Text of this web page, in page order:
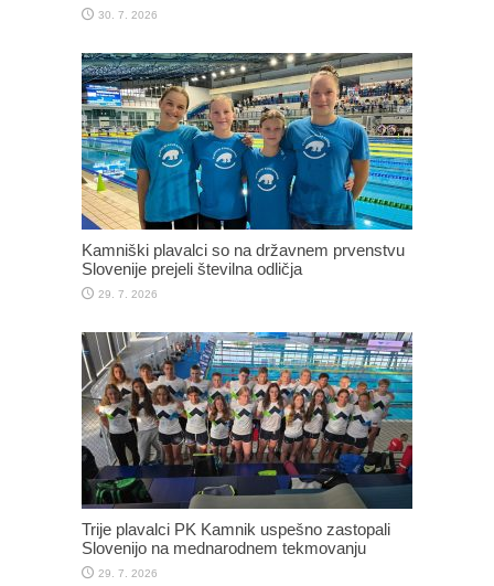
30. 7. 2026
Kamniški plavalci so na državnem prvenstvu
Slovenije prejeli številna odličja
29. 7. 2026
Trije plavalci PK Kamnik uspešno zastopali
Slovenijo na mednarodnem tekmovanju
29. 7. 2026